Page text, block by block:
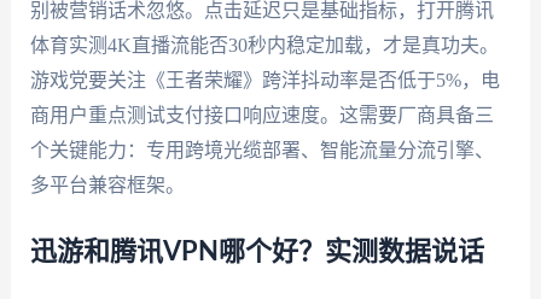
别被营销话术忽悠。点击延迟只是基础指标，打开腾讯
体育实测4K直播流能否30秒内稳定加载，才是真功夫。
游戏党要关注《王者荣耀》跨洋抖动率是否低于5%，电
商用户重点测试支付接口响应速度。这需要厂商具备三
个关键能力：专用跨境光缆部署、智能流量分流引擎、
多平台兼容框架。
迅游和腾讯VPN哪个好？实测数据说话